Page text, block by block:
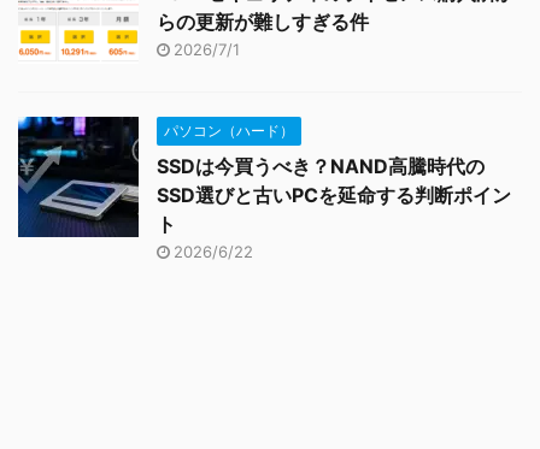
らの更新が難しすぎる件
2026/7/1
パソコン（ハード）
SSDは今買うべき？NAND高騰時代の
SSD選びと古いPCを延命する判断ポイン
ト
2026/6/22